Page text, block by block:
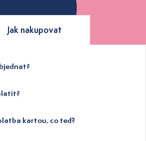
Jak nakupovat
kartou, co teď?